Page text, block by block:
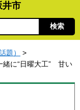
井市
題）
>
緒に“日曜大工” 甘い